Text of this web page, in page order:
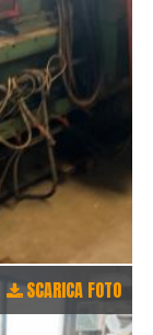
SCARICA FOTO